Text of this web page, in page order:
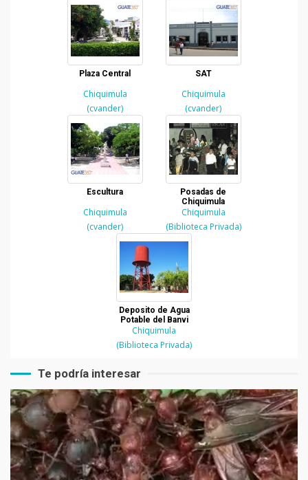
Plaza Central
Chiquimula
(cvander)
SAT
Chiquimula
(cvander)
Escultura
Chiquimula
(cvander)
Posadas de
Chiquimula
Chiquimula
(Biblioteca Privada)
Deposito de Agua
Potable del Banvi
Chiquimula
(Biblioteca Privada)
Te podría interesar